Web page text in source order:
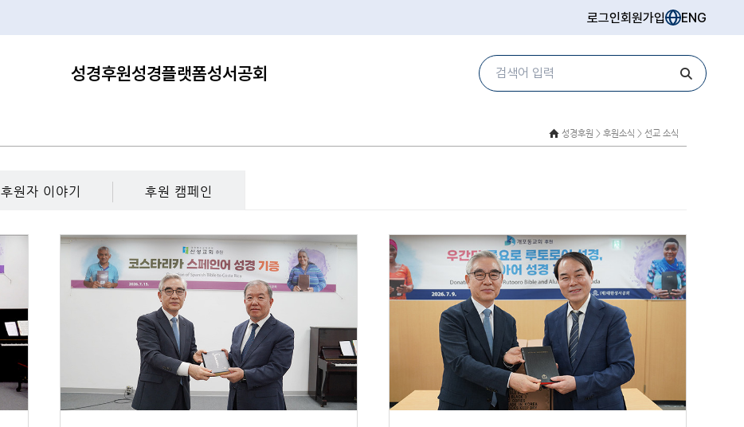
로그인회원가입 ENG
성경후원성경플랫폼성서공회
성경후원 > 후원소식 > 선교 소식
후원자 이야기 후원 캠페인